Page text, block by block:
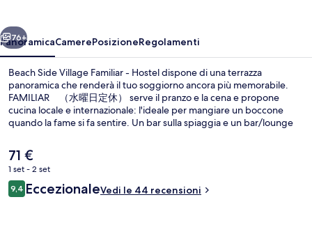
Hostel
Terrazza panoramica
Avanti
76+
PanoramicaCamerePosizioneRegolamenti
Beach Side Village Familiar - Hostel dispone di una terrazza
panoramica che renderà il tuo soggiorno ancora più memorabile.
FAMILIAR （水曜日定休） serve il pranzo e la cena e propone
cucina locale e internazionale: l'ideale per mangiare un boccone
quando la fame si fa sentire. Un bar sulla spiaggia e un bar/lounge
Il
prezzo
attuale
è
71 €
1 set - 2 set
Recensioni
9,49,4 su 10
EccezionaleVedi le 44 recensioni